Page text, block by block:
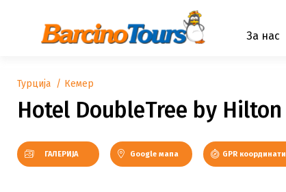
За нас
Турција Кемер
Hotel DoubleTree by Hilton
ГАЛЕРИЈА Google мапа GPR координати